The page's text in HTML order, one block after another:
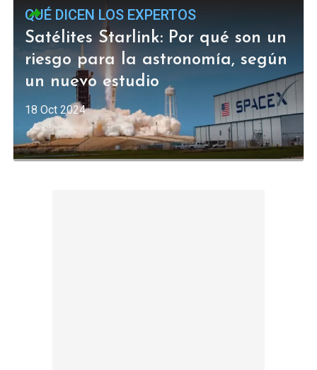
QUÉ DICEN LOS EXPERTOS
Satélites Starlink: Por qué son un
riesgo para la astronomía, según
un nuevo estudio
18 Oct 2024